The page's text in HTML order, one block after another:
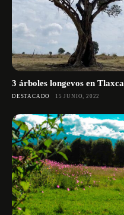
3 árboles longevos en
DESTACADO 15 JUNIO, 2022